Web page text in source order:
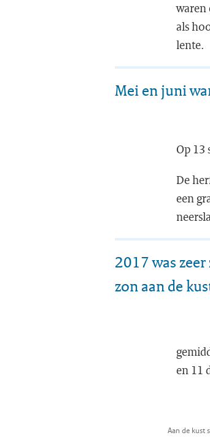
waren
als
lente.
Mei en juni
Op 13
De
een
2017 was
zon aan de
en 11
Aan de kust